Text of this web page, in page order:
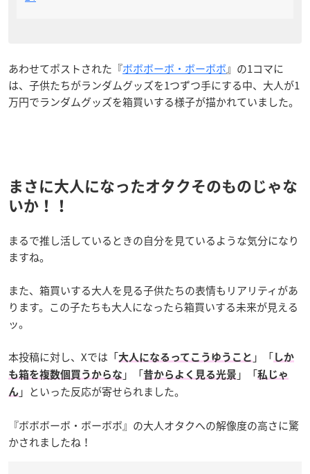
あわせてポストされた『ボボボーボ・ボーボボ』の1コマに
は、子供たちがランダムグッズを1つずつ手にする中、大人が1
万円でランダムグッズを箱買いする様子が描かれていました。
まさに大人になったオタクそのものじゃな
いか！！
まるで推し活しているときの自分を見ているような気分になり
ますね。
また、箱買いする大人を見る子供たちの表情もリアリティがあ
ります。この子たちも大人になったら箱買いする未来が見える
ッ。
本投稿に対し、Xでは「大人になるってこうゆうこと 」「 しか
も箱を複数個買うからな 」「昔からよく見る光景 」「私じゃ
ん 」といった反応が寄せられました。
『ボボボーボ・ボーボボ』の大人オタクへの解像度の高さに驚
かされましたね！